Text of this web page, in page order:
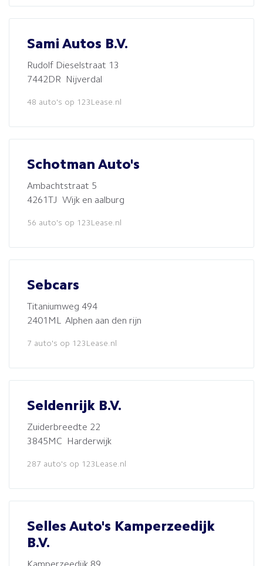
Sami Autos B.V.
Rudolf Dieselstraat 13
7442DR Nijverdal
48 auto's op 123Lease.nl
Schotman Auto's
Ambachtstraat 5
4261TJ Wijk en aalburg
56 auto's op 123Lease.nl
Sebcars
Titaniumweg 494
2401ML Alphen aan den rijn
7 auto's op 123Lease.nl
Seldenrijk B.V.
Zuiderbreedte 22
3845MC Harderwijk
287 auto's op 123Lease.nl
Selles Auto's Kamperzeedijk
B.V.